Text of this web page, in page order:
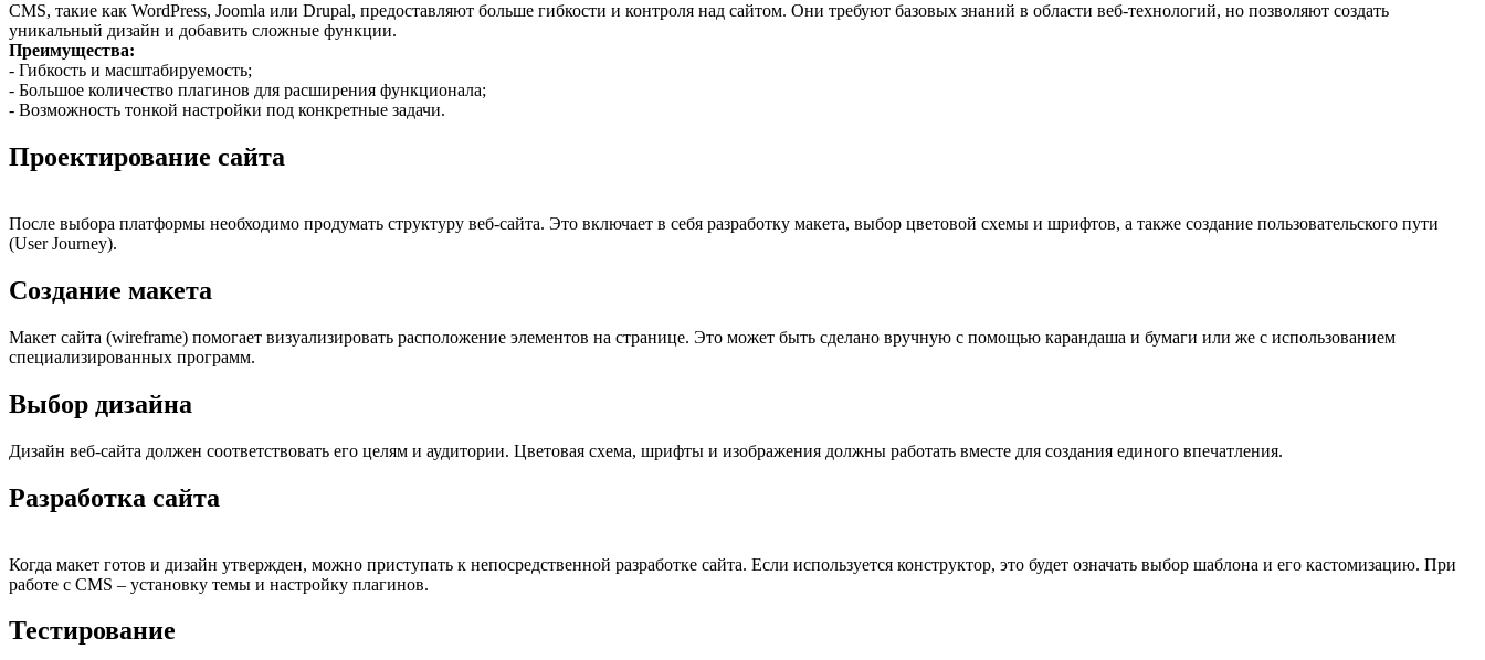
CMS, такие как WordPress, Joomla или Drupal, предоставляют больше гибкости и контроля над сайтом. Они требуют базовых знаний в области веб-технологий, но позволяют создать
уникальный дизайн и добавить сложные функции.
Преимущества:
- Гибкость и масштабируемость;
- Большое количество плагинов для расширения функционала;
- Возможность тонкой настройки под конкретные задачи.
Проектирование сайта
После выбора платформы необходимо продумать структуру веб-сайта. Это включает в себя разработку макета, выбор цветовой схемы и шрифтов, а также создание пользовательского пути
(User Journey).
Создание макета
Макет сайта (wireframe) помогает визуализировать расположение элементов на странице. Это может быть сделано вручную с помощью карандаша и бумаги или же с использованием
специализированных программ.
Выбор дизайна
Дизайн веб-сайта должен соответствовать его целям и аудитории. Цветовая схема, шрифты и изображения должны работать вместе для создания единого впечатления.
Разработка сайта
Когда макет готов и дизайн утвержден, можно приступать к непосредственной разработке сайта. Если используется конструктор, это будет означать выбор шаблона и его кастомизацию. При
работе с CMS – установку темы и настройку плагинов.
Тестирование